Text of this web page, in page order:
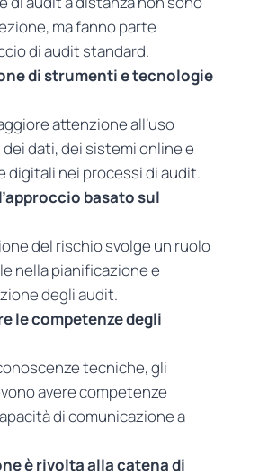
ma fanno parte
di audit standard.
di strumenti e tecnologie
attenzione all’uso
dei dati, dei sistemi online e
digitali nei processi di audit.
basato sul
del rischio svolge un ruolo
nella pianificazione e
degli audit.
le competenze degli
tecniche, gli
avere competenze
di comunicazione a
è rivolta alla catena di